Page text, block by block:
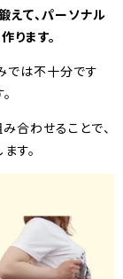
えて、パーソナル
ります。
では不十分です
合わせることで、
す。